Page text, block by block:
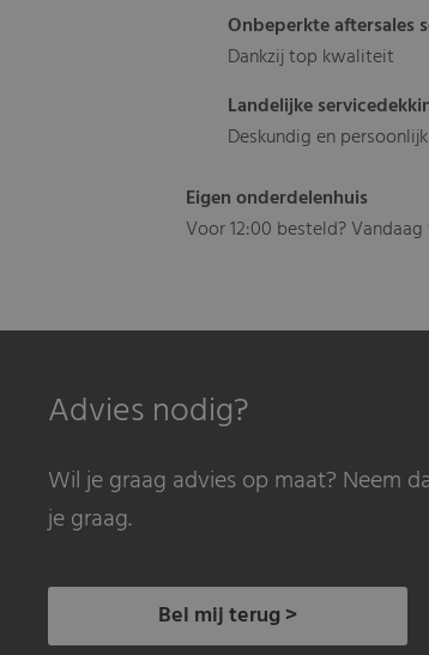
Onbeperkte aftersales
Dankzij top kwaliteit
Landelijke
Deskundig en
Eigen onderdelenhuis
Voor 12:00 besteld?
Advies nodig?
Wil je graag advies op maat? Neem
je graag.
Bel mij terug >